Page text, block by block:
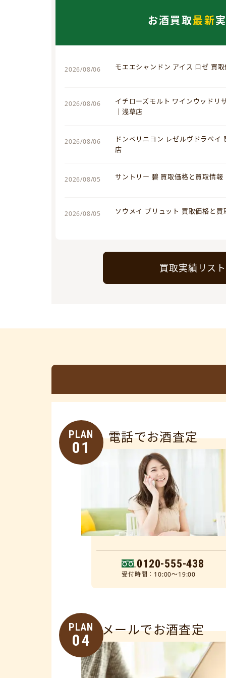
お酒買取最新
2026/08/06 モエエシャンドン アイス ロゼ 買
2026/08/06
イチローズモルト ワインウッドリ
｜浅草店
2026/08/06
ドンペリニヨン レゼルヴドラベイ
店
2026/08/05 サントリー 碧 買取価格と買取情報
2026/08/05 ソウメイ ブリュット 買取価格と買
買取実績リスト
PLAN
01
電話でお酒査定
0120-555-438
受付時間：10:00～19:00
PLAN
04
メールでお酒査定